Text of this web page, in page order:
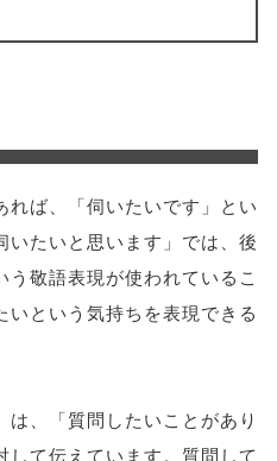
ば、「伺いたいです」とい
いたいと思います」では、後
敬語表現が使われているこ
いという気持ちを表現できる
は、「質問したいことがあり
して伝えています。質問して